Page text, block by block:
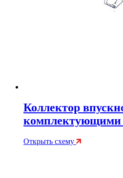
Коллектор
комплектующими
Открыть схему